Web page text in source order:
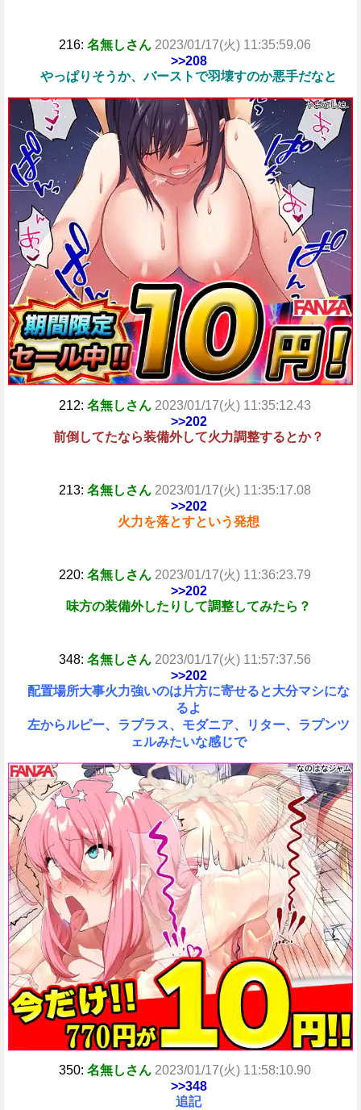
216: 名無しさん 2023/01/17(火) 11:35:59.06
>>208
やっぱりそうか、バーストで羽壊すのか悪手だなと
212: 名無しさん 2023/01/17(火) 11:35:12.43
>>202
前倒してたなら装備外して火力調整するとか？
213: 名無しさん 2023/01/17(火) 11:35:17.08
>>202
火力を落とすという発想
220: 名無しさん 2023/01/17(火) 11:36:23.79
>>202
味方の装備外したりして調整してみたら？
348: 名無しさん 2023/01/17(火) 11:57:37.56
>>202
配置場所大事火力強いのは片方に寄せると大分マシにな
るよ
左からルピー、ラプラス、モダニア、リター、ラプンツ
ェルみたいな感じで
350: 名無しさん 2023/01/17(火) 11:58:10.90
>>348
追記